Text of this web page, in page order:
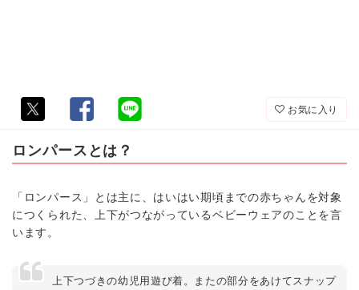
お気に入り
ロンパースとは？
「ロンパース」とは主に、はいはい期頃までの赤ちゃんを対象
につくられた、上下がつながっているベビーウェアのことを言
います。
上下つづきの幼児用遊び着。またの部分をあけてスナップ